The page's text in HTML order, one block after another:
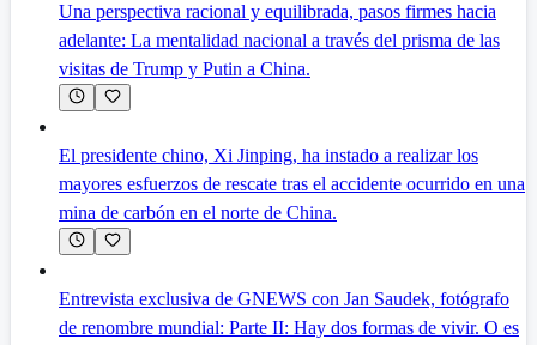
Una perspectiva racional y equilibrada, pasos firmes hacia
adelante: La mentalidad nacional a través del prisma de las
visitas de Trump y Putin a China.
El presidente chino, Xi Jinping, ha instado a realizar los
mayores esfuerzos de rescate tras el accidente ocurrido en una
mina de carbón en el norte de China.
Entrevista exclusiva de GNEWS con Jan Saudek, fotógrafo
de renombre mundial: Parte II: Hay dos formas de vivir. O es